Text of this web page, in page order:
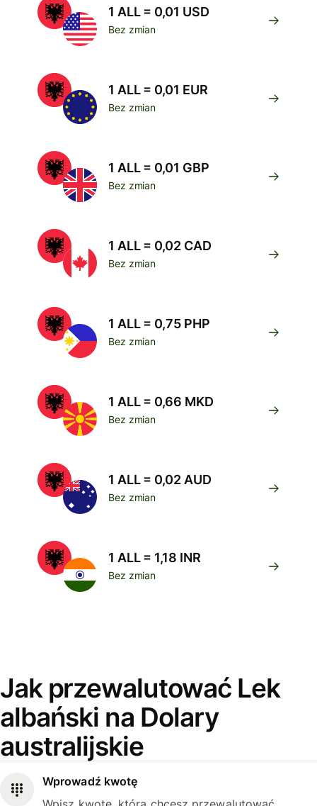
1 ALL = 0,01 USD
Bez zmian
1 ALL = 0,01 EUR
Bez zmian
1 ALL = 0,01 GBP
Bez zmian
1 ALL = 0,02 CAD
Bez zmian
1 ALL = 0,75 PHP
Bez zmian
1 ALL = 0,66 MKD
Bez zmian
1 ALL = 0,02 AUD
Bez zmian
1 ALL = 1,18 INR
Bez zmian
Jak przewalutować Lek
albański na Dolary
australijskie
Wprowadź kwotę